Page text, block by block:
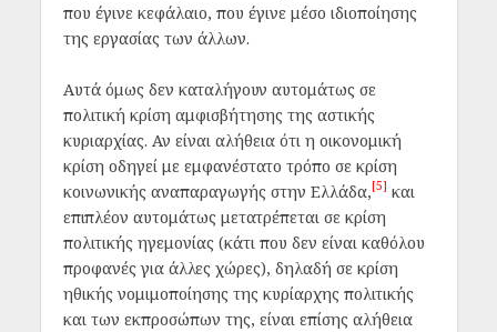
που έγινε κεφάλαιο, που έγινε μέσο ιδιοποίησης
της εργασίας των άλλων.
Αυτά όμως δεν καταλήγουν αυτομάτως σε
πολιτική κρίση αμφισβήτησης της αστικής
κυριαρχίας. Αν είναι αλήθεια ότι η οικονομική
κρίση οδηγεί με εμφανέστατο τρόπο σε κρίση
κοινωνικής αναπαραγωγής στην Ελλάδα,[5] και
επιπλέον αυτομάτως μετατρέπεται σε κρίση
πολιτικής ηγεμονίας (κάτι που δεν είναι καθόλου
προφανές για άλλες χώρες), δηλαδή σε κρίση
ηθικής νομιμοποίησης της κυρίαρχης πολιτικής
και των εκπροσώπων της, είναι επίσης αλήθεια